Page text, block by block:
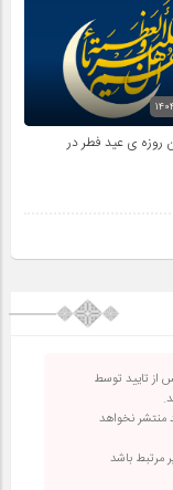
روزه ی عید فطر در
از تایید توسط
منتشر نخواهد
مرتبط باشد